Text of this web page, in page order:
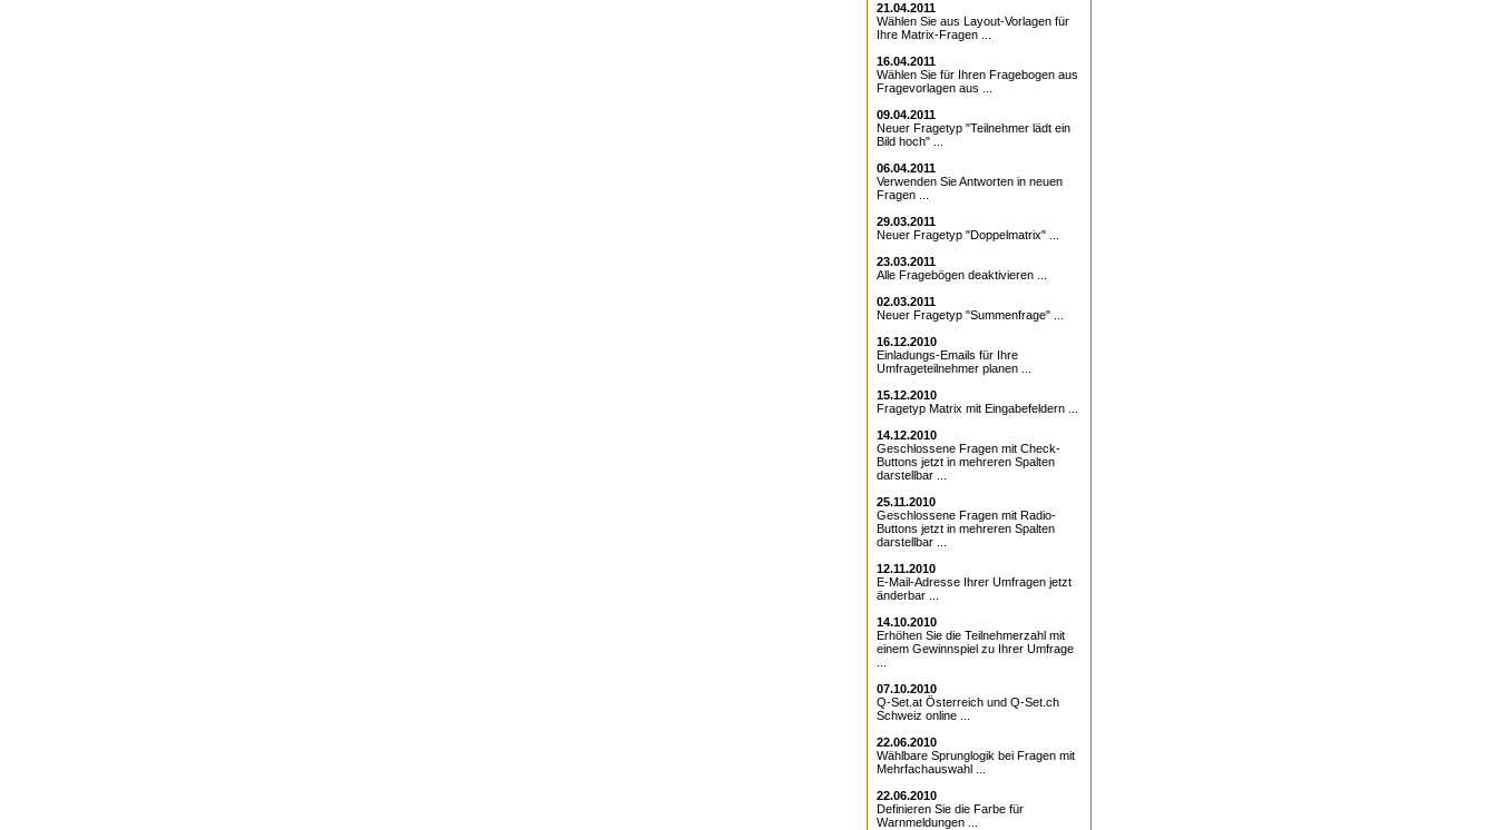
21.04.2011
Wählen Sie aus Layout-Vorlagen für
Ihre Matrix-Fragen ...
16.04.2011
Wählen Sie für Ihren Fragebogen aus
Fragevorlagen aus ...
09.04.2011
Neuer Fragetyp "Teilnehmer lädt ein
Bild hoch" ...
06.04.2011
Verwenden Sie Antworten in neuen
Fragen ...
29.03.2011
Neuer Fragetyp "Doppelmatrix" ...
23.03.2011
Alle Fragebögen deaktivieren ...
02.03.2011
Neuer Fragetyp "Summenfrage" ...
16.12.2010
Einladungs-Emails für Ihre
Umfrageteilnehmer planen ...
15.12.2010
Fragetyp Matrix mit Eingabefeldern ...
14.12.2010
Geschlossene Fragen mit Check-
Buttons jetzt in mehreren Spalten
darstellbar ...
25.11.2010
Geschlossene Fragen mit Radio-
Buttons jetzt in mehreren Spalten
darstellbar ...
12.11.2010
E-Mail-Adresse Ihrer Umfragen jetzt
änderbar ...
14.10.2010
Erhöhen Sie die Teilnehmerzahl mit
einem Gewinnspiel zu Ihrer Umfrage
07.10.2010
Q-Set.at Österreich und Q-Set.ch
Schweiz online ...
22.06.2010
Wählbare Sprunglogik bei Fragen mit
Mehrfachauswahl ...
22.06.2010
Definieren Sie die Farbe für
Warnmeldungen ...